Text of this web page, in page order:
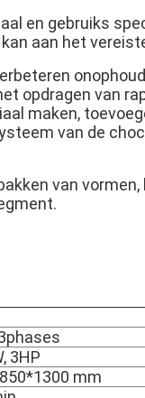
en gebruiks
aan het
opdragen van
maken,
van de
van
3HP
mm